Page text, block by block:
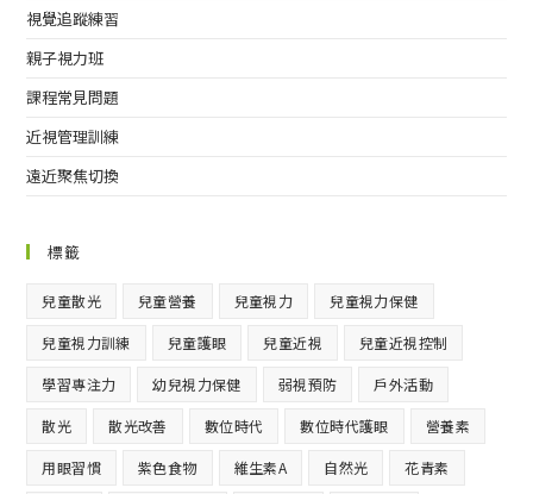
視覺追蹤練習
親子視力班
課程常見問題
近視管理訓練
遠近聚焦切換
標籤
兒童散光 兒童營養 兒童視力 兒童視力保健
兒童視力訓練 兒童護眼 兒童近視 兒童近視控制
學習專注力 幼兒視力保健 弱視預防 戶外活動
散光 散光改善 數位時代 數位時代護眼 營養素
用眼習慣 紫色食物 維生素A 自然光 花青素